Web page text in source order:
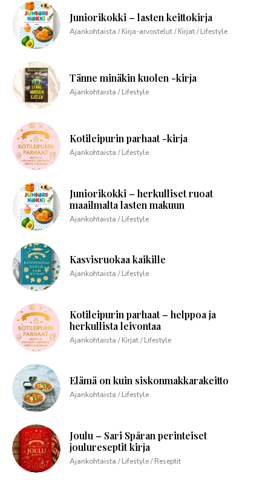
Juniorikokki – lasten keittokirja
Ajankohtaista / Kirja-arvostelut / Kirjat / Lifestyle
Tänne minäkin kuolen -kirja
Ajankohtaista / Lifestyle
Kotileipurin parhaat -kirja
Ajankohtaista / Lifestyle
Juniorikokki – herkulliset ruoat
maailmalta lasten makuun
Ajankohtaista / Lifestyle
Kasvisruokaa kaikille
Ajankohtaista / Lifestyle
Kotileipurin parhaat – helppoa ja
herkullista leivontaa
Ajankohtaista / Kirjat / Lifestyle
Elämä on kuin siskonmakkarakeitto
Ajankohtaista / Lifestyle
Joulu – Sari Spåran perinteiset
joulureseptit kirja
Ajankohtaista / Lifestyle / Reseptit